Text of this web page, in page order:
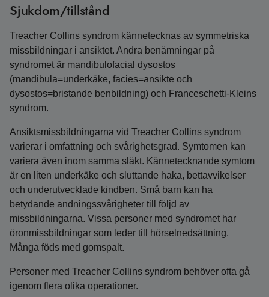
Sjukdom/tillstånd
Treacher Collins syndrom kännetecknas av symmetriska
missbildningar i ansiktet. Andra benämningar på
syndromet är mandibulofacial dysostos
(mandibula=underkäke, facies=ansikte och
dysostos=bristande benbildning) och Franceschetti-Kleins
syndrom.
Ansiktsmissbildningarna vid Treacher Collins syndrom
varierar i omfattning och svårighetsgrad. Symtomen kan
variera även inom samma släkt. Kännetecknande symtom
är en liten underkäke och sluttande haka, bettavvikelser
och underutvecklade kindben. Små barn kan ha
betydande andningssvårigheter till följd av
missbildningarna. Vissa personer med syndromet har
öronmissbildningar som leder till hörselnedsättning.
Många föds med gomspalt.
Personer med Treacher Collins syndrom behöver ofta gå
igenom flera olika operationer.